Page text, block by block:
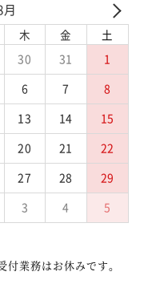
木 金
土
30 31
1
6 7
8
13 14
15
20 21
22
27 28
29
3 4 5
業務はお休みです。